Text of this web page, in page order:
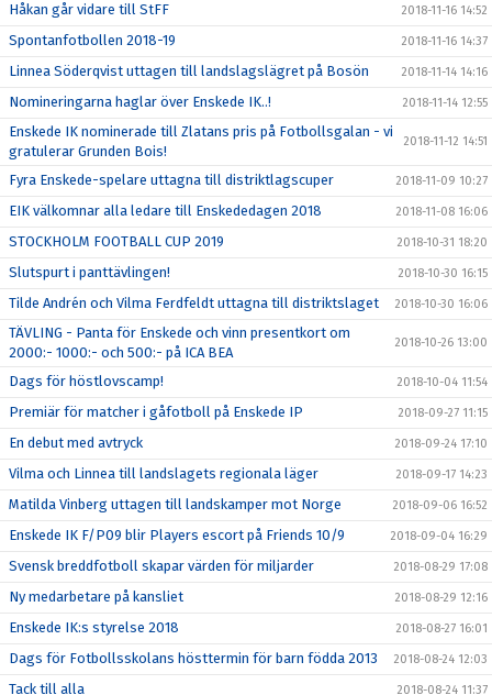
Håkan går vidare till StFF 2018-11-16 14:52
Spontanfotbollen 2018-19 2018-11-16 14:37
Linnea Söderqvist uttagen till landslagslägret på Bosön 2018-11-14 14:16
Nomineringarna haglar över Enskede IK..! 2018-11-14 12:55
Enskede IK nominerade till Zlatans pris på Fotbollsgalan - vi
gratulerar Grunden Bois!
2018-11-12 14:51
Fyra Enskede-spelare uttagna till distriktlagscuper 2018-11-09 10:27
EIK välkomnar alla ledare till Enskededagen 2018 2018-11-08 16:06
STOCKHOLM FOOTBALL CUP 2019 2018-10-31 18:20
Slutspurt i panttävlingen! 2018-10-30 16:15
Tilde Andrén och Vilma Ferdfeldt uttagna till distriktslaget 2018-10-30 16:06
TÄVLING - Panta för Enskede och vinn presentkort om
2000:- 1000:- och 500:- på ICA BEA
2018-10-26 13:00
Dags för höstlovscamp! 2018-10-04 11:54
Premiär för matcher i gåfotboll på Enskede IP 2018-09-27 11:15
En debut med avtryck 2018-09-24 17:10
Vilma och Linnea till landslagets regionala läger 2018-09-17 14:23
Matilda Vinberg uttagen till landskamper mot Norge 2018-09-06 16:52
Enskede IK F/P09 blir Players escort på Friends 10/9 2018-09-04 16:29
Svensk breddfotboll skapar värden för miljarder 2018-08-29 17:08
Ny medarbetare på kansliet 2018-08-29 12:16
Enskede IK:s styrelse 2018 2018-08-27 16:01
Dags för Fotbollsskolans hösttermin för barn födda 2013 2018-08-24 12:03
Tack till alla 2018-08-24 11:37